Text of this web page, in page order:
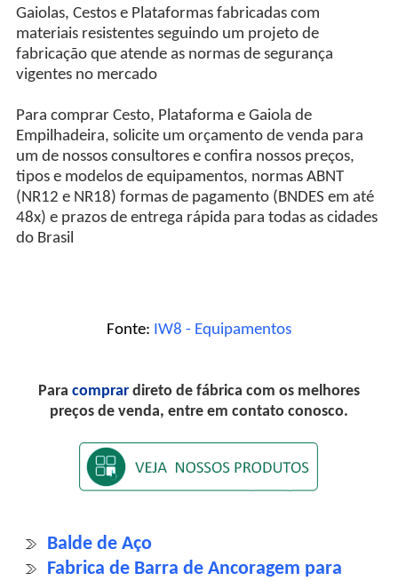
Gaiolas, Cestos e Plataformas fabricadas com
materiais resistentes seguindo um projeto de
fabricação que atende as normas de segurança
vigentes no mercado
Para comprar Cesto, Plataforma e Gaiola de
Empilhadeira, solicite um orçamento de venda para
um de nossos consultores e confira nossos preços,
tipos e modelos de equipamentos, normas ABNT
(NR12 e NR18) formas de pagamento (BNDES em até
48x) e prazos de entrega rápida para todas as cidades
do Brasil
Fonte: IW8 - Equipamentos
Para comprar direto de fábrica com os melhores
preços de venda, entre em contato conosco.
Balde de Aço
Fabrica de Barra de Ancoragem para